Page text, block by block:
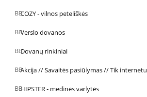
COZY - vilnos peteliškės
Verslo dovanos
Dovanų rinkiniai
Akcija // Savaitės pasiūlymas // Tik internetu
HIPSTER - medinės varlytės